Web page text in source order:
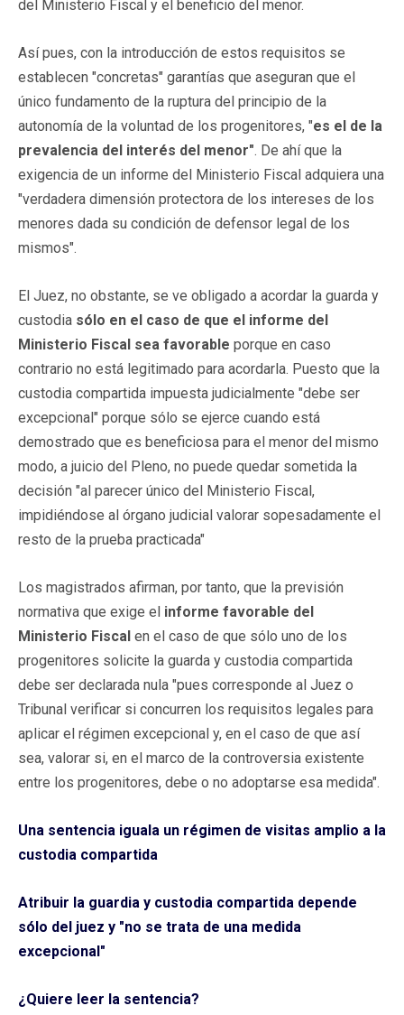
del Ministerio Fiscal y el beneficio del menor.
Así pues, con la introducción de estos requisitos se
establecen "concretas" garantías que aseguran que el
único fundamento de la ruptura del principio de la
autonomía de la voluntad de los progenitores, "es el de la
prevalencia del interés del menor". De ahí que la
exigencia de un informe del Ministerio Fiscal adquiera una
"verdadera dimensión protectora de los intereses de los
menores dada su condición de defensor legal de los
mismos".
El Juez, no obstante, se ve obligado a acordar la guarda y
custodia sólo en el caso de que el informe del
Ministerio Fiscal sea favorable porque en caso
contrario no está legitimado para acordarla. Puesto que la
custodia compartida impuesta judicialmente "debe ser
excepcional" porque sólo se ejerce cuando está
demostrado que es beneficiosa para el menor del mismo
modo, a juicio del Pleno, no puede quedar sometida la
decisión "al parecer único del Ministerio Fiscal,
impidiéndose al órgano judicial valorar sopesadamente el
resto de la prueba practicada"
Los magistrados afirman, por tanto, que la previsión
normativa que exige el informe favorable del
Ministerio Fiscal en el caso de que sólo uno de los
progenitores solicite la guarda y custodia compartida
debe ser declarada nula "pues corresponde al Juez o
Tribunal verificar si concurren los requisitos legales para
aplicar el régimen excepcional y, en el caso de que así
sea, valorar si, en el marco de la controversia existente
entre los progenitores, debe o no adoptarse esa medida".
Una sentencia iguala un régimen de visitas amplio a la
custodia compartida
Atribuir la guardia y custodia compartida depende
sólo del juez y "no se trata de una medida
excepcional"
¿Quiere leer la sentencia?